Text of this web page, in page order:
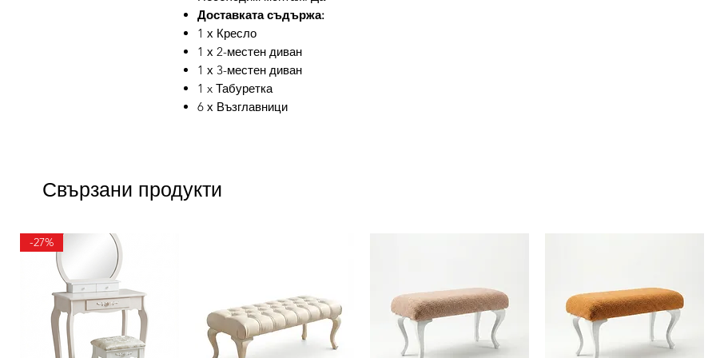
Доставката съдържа:
1 х Кресло
1 х 2-местен диван
1 х 3-местен диван
1 x Табуретка
6 х Възглавници
Свързани продукти
-27%